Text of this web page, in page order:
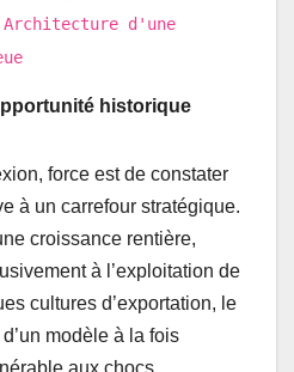
Architecture d'une
historique
force est de constater
à un carrefour stratégique.
croissance rentière,
à l’exploitation de
cultures d’exportation, le
modèle à la fois
aux chocs